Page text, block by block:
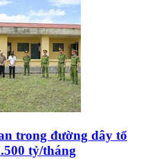
trong đường dây tổ
tỷ/tháng